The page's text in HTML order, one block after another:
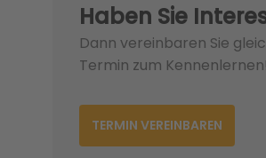
Haben Sie
Dann vereinbaren Sie
Termin zum Kennenlernen!
TERMIN VEREINBAREN